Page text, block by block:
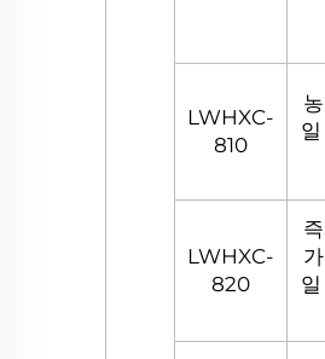
LWHXC-
810
LWHXC-
820